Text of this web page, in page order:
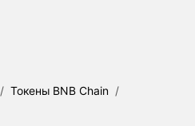
/ Токены BNB Chain /